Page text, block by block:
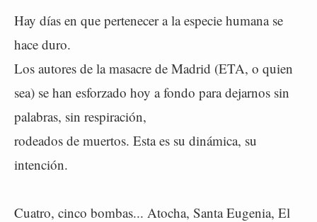
Hay días en que pertenecer a la especie humana se
hace duro.
Los autores de la masacre de Madrid (ETA, o quien
sea) se han esforzado hoy a fondo para dejarnos sin
palabras, sin respiración,
rodeados de muertos. Esta es su dinámica, su
intención.
Cuatro, cinco bombas... Atocha, Santa Eugenia, El